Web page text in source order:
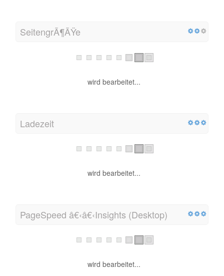
SeitengrÃ¶ÃŸe
wird bearbeitet...
Ladezeit
wird bearbeitet...
PageSpeed â€‹â€‹Insights (Desktop)
wird bearbeitet...